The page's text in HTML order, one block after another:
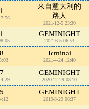
来自意大利的
路人
2021-12-5 23:30
GEMINIGHT
2021-6-5 06:53
Jeminai
2021-4-24 12:40
GEMINIGHT
2020-12-29 08:10
GEMINIGHT
2019-8-29 06:37